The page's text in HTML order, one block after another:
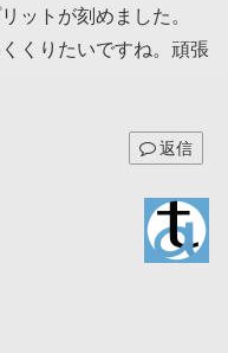
ットが刻めました。
くりたいですね。頑張
返信